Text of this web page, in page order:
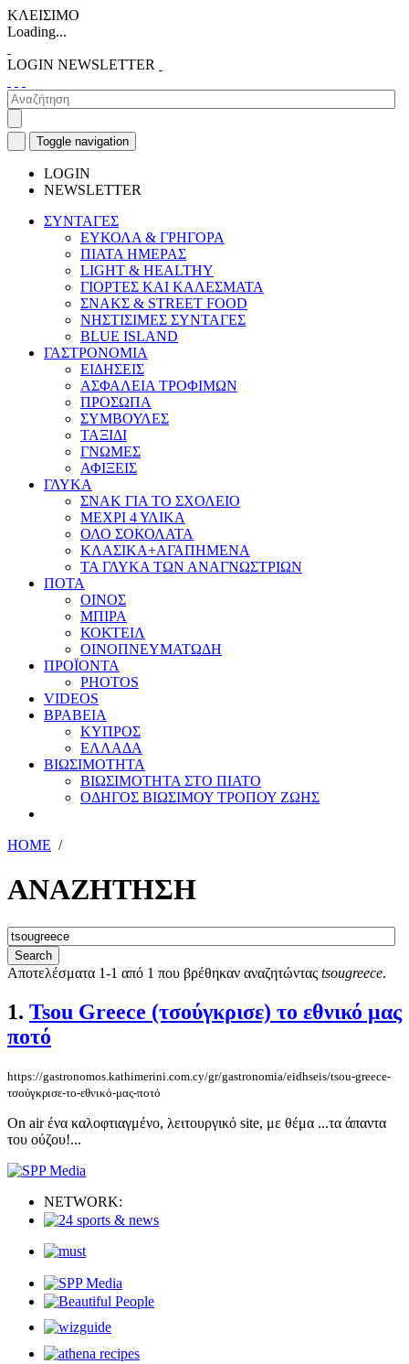
ΚΛΕΙΣΙΜΟ
Loading...
LOGIN NEWSLETTER
Toggle navigation
LOGIN
NEWSLETTER
ΣΥΝΤΑΓΕΣ
ΕΥΚΟΛΑ & ΓΡΗΓΟΡΑ
ΠΙΑΤΑ ΗΜΕΡΑΣ
LIGHT & HEALTHY
ΓΙΟΡΤΕΣ ΚΑΙ ΚΑΛΕΣΜΑΤΑ
ΣΝΑΚΣ & STREET FOOD
ΝΗΣΤΙΣΙΜΕΣ ΣΥΝΤΑΓΕΣ
BLUE ISLAND
ΓΑΣΤΡΟΝΟΜΙΑ
ΕΙΔΗΣΕΙΣ
ΑΣΦΑΛΕΙΑ ΤΡΟΦΙΜΩΝ
ΠΡΟΣΩΠΑ
ΣΥΜΒΟΥΛΕΣ
ΤΑΞΙΔΙ
ΓΝΩΜΕΣ
ΑΦΙΞΕΙΣ
ΓΛΥΚΑ
ΣΝΑΚ ΓΙΑ ΤΟ ΣΧΟΛΕΙΟ
ΜΕΧΡΙ 4 ΥΛΙΚΑ
ΟΛΟ ΣΟΚΟΛΑΤΑ
ΚΛΑΣΙΚΑ+ΑΓΑΠΗΜΕΝΑ
ΤΑ ΓΛΥΚΑ ΤΩΝ ΑΝΑΓΝΩΣΤΡΙΩΝ
ΠΟΤΑ
ΟΙΝΟΣ
ΜΠΙΡΑ
ΚΟΚΤΕΙΛ
ΟΙΝΟΠΝΕΥΜΑΤΩΔΗ
ΠΡΟΪΟΝΤΑ
PHOTOS
VIDEOS
ΒΡΑΒΕΙΑ
ΚΥΠΡΟΣ
ΕΛΛΑΔΑ
ΒΙΩΣΙΜΟΤΗΤΑ
ΒΙΩΣΙΜΟΤΗΤΑ ΣΤΟ ΠΙΑΤΟ
ΟΔΗΓΟΣ ΒΙΩΣΙΜΟΥ ΤΡΟΠΟΥ ΖΩΗΣ
HOME /
ΑΝΑΖΗΤΗΣΗ
Αποτελέσματα 1-1 από 1 που βρέθηκαν αναζητώντας tsougreece.
1. Tsou Greece (τσούγκρισε) το εθνικό μας
ποτό
https://gastronomos.kathimerini.com.cy/gr/gastronomia/eidhseis/tsou-greece-
τσούγκρισε-το-εθνικό-μας-ποτό
On air ένα καλοφτιαγμένο, λειτουργικό site, με θέμα ...τα άπαντα
του ούζου!...
NETWORK: